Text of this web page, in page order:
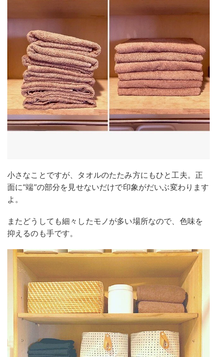
小さなことですが、タオルのたたみ方にもひと工夫。正
面に“端”の部分を見せないだけで印象がだいぶ変わります
よ。
またどうしても細々したモノが多い場所なので、色味を
抑えるのも手です。